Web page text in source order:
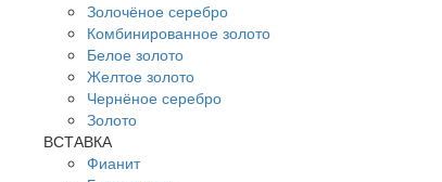
Золочёное серебро
Комбинированное золото
Белое золото
Желтое золото
Чернёное серебро
Золото
ВСТАВКА
Фианит